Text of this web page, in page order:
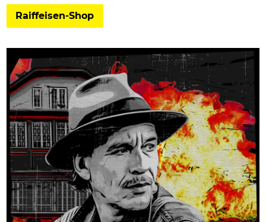
Raiffeisen-Shop